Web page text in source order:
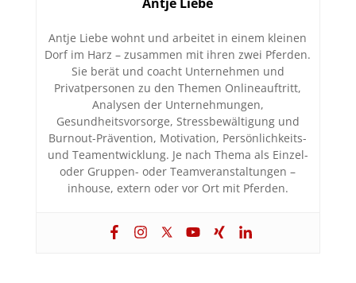
Antje Liebe wohnt und arbeitet in einem kleinen
Dorf im Harz – zusammen mit ihren zwei Pferden.
Sie berät und coacht Unternehmen und
Privatpersonen zu den Themen Onlineauftritt,
Analysen der Unternehmungen,
Gesundheitsvorsorge, Stressbewältigung und
Burnout-Prävention, Motivation, Persönlichkeits-
und Teamentwicklung. Je nach Thema als Einzel-
oder Gruppen- oder Teamveranstaltungen –
inhouse, extern oder vor Ort mit Pferden.